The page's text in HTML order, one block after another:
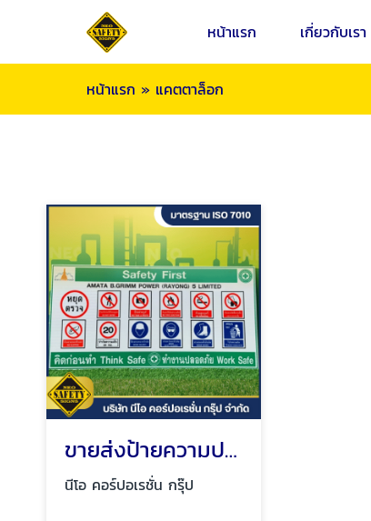
หน้าแรก เกี่ยวกับเรา
หน้าแรก » แคตตาล็อก
ขายส่งป้ายความปลอดภัยมาตรฐาน
นีโอ คอร์ปอเรชั่น กรุ๊ป